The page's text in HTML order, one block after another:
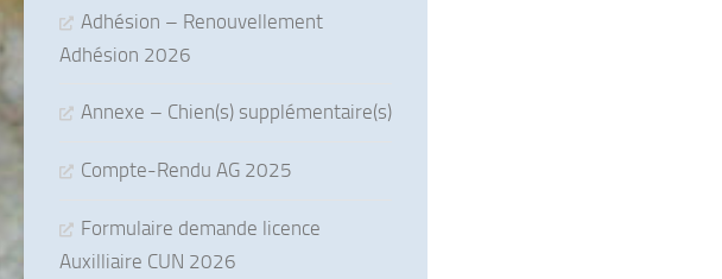
Adhésion – Renouvellement
Adhésion 2026
Annexe – Chien(s) supplémentaire(s)
Compte-Rendu AG 2025
Formulaire demande licence
Auxilliaire CUN 2026